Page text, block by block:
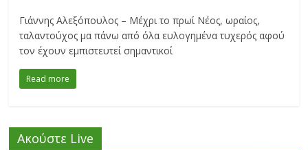
Γιάννης Αλεξόπουλος – Μέχρι το πρωί Νέος, ωραίος,
ταλαντούχος μα πάνω από όλα ευλογημένα τυχερός αφού
τον έχουν εμπιστευτεί σημαντικοί
Read more
Ακούστε Live